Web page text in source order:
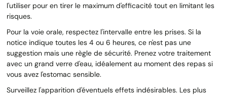
l'utiliser pour en tirer le maximum d'efficacité tout en limitant les
risques.
Pour la voie orale, respectez l'intervalle entre les prises. Si la
notice indique toutes les 4 ou 6 heures, ce n'est pas une
suggestion mais une règle de sécurité. Prenez votre traitement
avec un grand verre d'eau, idéalement au moment des repas si
vous avez l'estomac sensible.
Surveillez l'apparition d'éventuels effets indésirables. Les plus